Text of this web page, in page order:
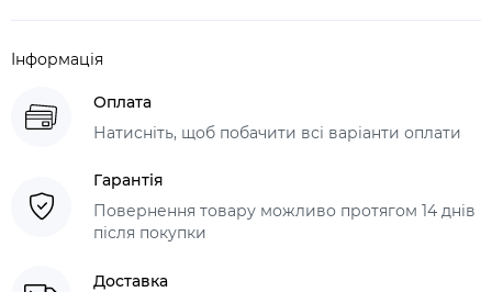
Інформація
Оплата
Натисніть, щоб побачити всі варіанти оплати
Гарантія
Повернення товару можливо протягом 14 днів
після покупки
Доставка